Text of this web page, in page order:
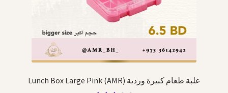
Lunch Box Large Pink (AMR) علبة طعام كبيرة وردية